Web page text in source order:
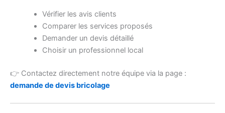
Vérifier les avis clients
Comparer les services proposés
Demander un devis détaillé
Choisir un professionnel local
👉 Contactez directement notre équipe via la page :
demande de devis bricolage